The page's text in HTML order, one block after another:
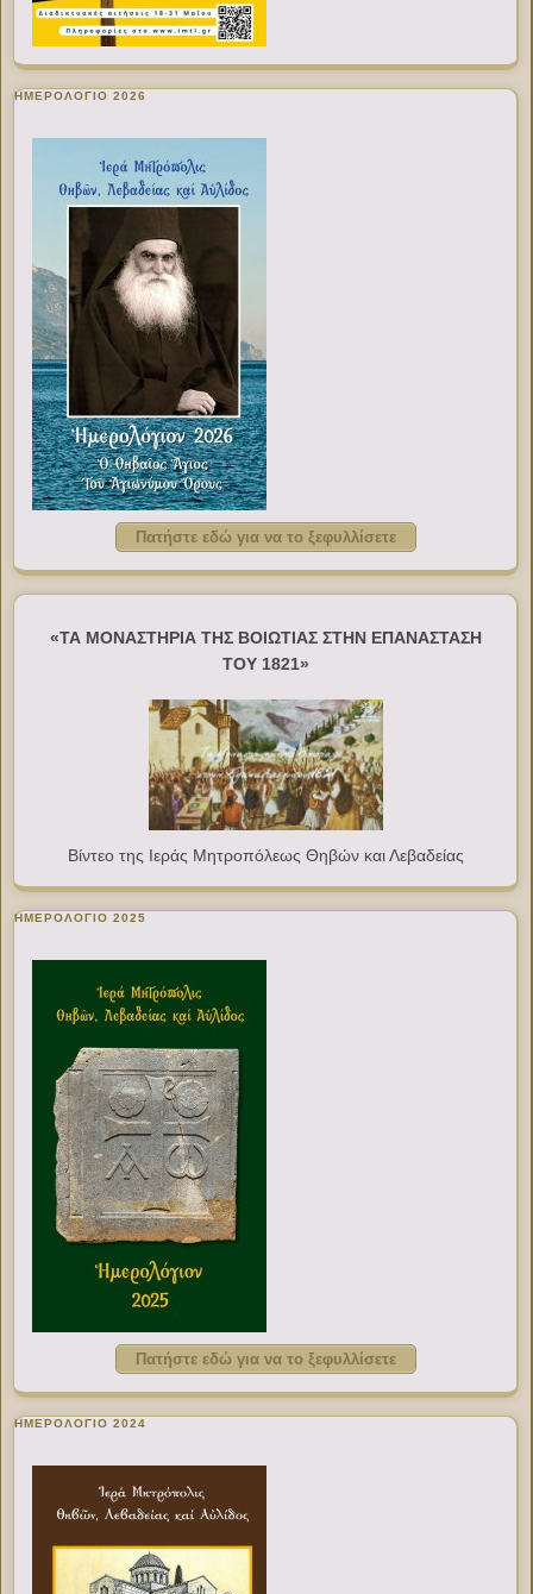
ΗΜΕΡΟΛΟΓΙΟ 2026
Πατήστε εδώ για να το ξεφυλλίσετε
«ΤΑ ΜΟΝΑΣΤΗΡΙΑ ΤΗΣ ΒΟΙΩΤΙΑΣ ΣΤΗΝ ΕΠΑΝΑΣΤΑΣΗ
ΤΟΥ 1821»
Βίντεο της Ιεράς Μητροπόλεως Θηβών και Λεβαδείας
ΗΜΕΡΟΛΟΓΙΟ 2025
Πατήστε εδώ για να το ξεφυλλίσετε
ΗΜΕΡΟΛΟΓΙΟ 2024